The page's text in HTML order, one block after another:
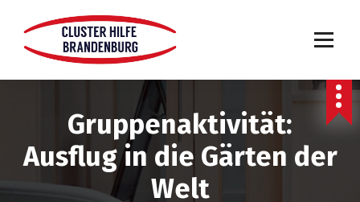
Gruppenaktivität:
Ausflug in die Gärten der
Welt